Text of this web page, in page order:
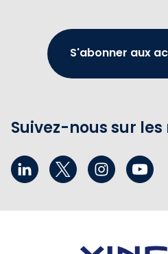
S'abonner aux
Suivez-nous sur